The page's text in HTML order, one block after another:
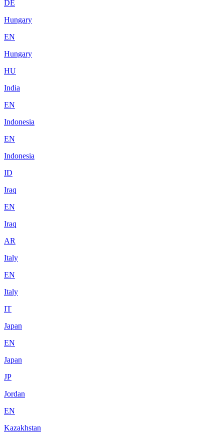
DE
Hungary
EN
Hungary
HU
India
EN
Indonesia
EN
Indonesia
ID
Iraq
EN
Iraq
AR
Italy
EN
Italy
IT
Japan
EN
Japan
JP
Jordan
EN
Kazakhstan